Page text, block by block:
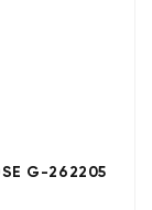
G-262205